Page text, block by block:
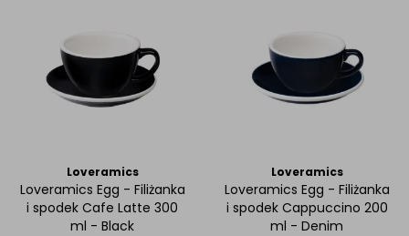
Loveramics
Loveramics Egg - Filiżanka
i spodek Cafe Latte 300
ml - Black
Loveramics
Loveramics Egg - Filiżanka
i spodek Cappuccino 200
ml - Denim